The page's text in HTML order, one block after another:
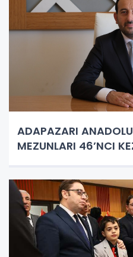
ADAPAZARI
MEZUNLARI 46’NCI